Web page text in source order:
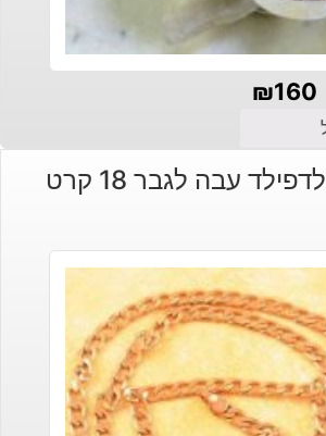
₪160
עבה לגבר 18 קרט